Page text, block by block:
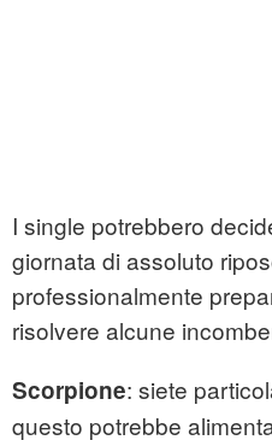
I single potrebbero
giornata di assoluto
professionalmente
risolvere alcune
Scorpione: siete
questo potrebbe